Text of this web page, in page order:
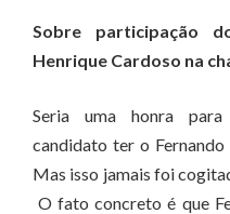
Sobre participação
Henrique Cardoso na
Seria uma honra para
candidato ter o
Mas isso jamais foi
O fato concreto é que